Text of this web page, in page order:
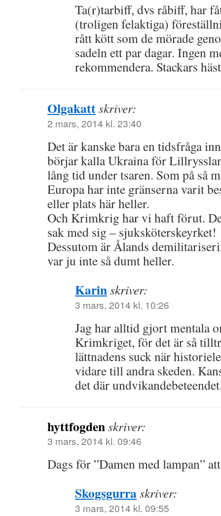
Ta(r)tarbiff, dvs råbiff, har
(troligen felaktiga)
rått kött som de mörade
sadeln ett par dagar. Ingen
rekommendera. Stackars
Olgakattskriver:
2 mars, 2014 kl. 23:40
Det är kanske bara en tidsfråga
börjar kalla Ukraina för
lång tid under tsaren. Som på så
Europa har inte gränserna varit
eller plats här heller.
Och Krimkrig har vi haft förut.
sak med sig – sjuksköterskeyrket!
Dessutom är Ålands
var ju inte så dumt heller.
Karinskriver:
3 mars, 2014 kl. 10:26
Jag har alltid gjort mentala
Krimkriget, för det är så
lättnadens suck när
vidare till andra skeden.
det där
hyttfogdenskriver:
3 mars, 2014 kl. 09:46
Dags för ”Damen med lampan”
Skogsgurraskriver:
3 mars, 2014 kl. 09:55